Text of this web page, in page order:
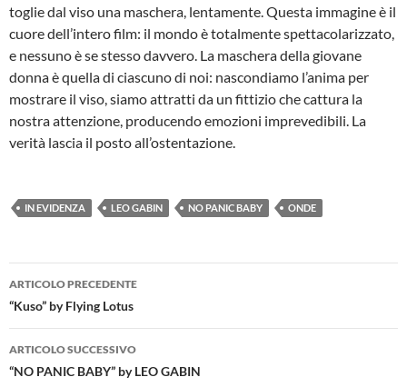
toglie dal viso una maschera, lentamente. Questa immagine è il
cuore dell’intero film: il mondo è totalmente spettacolarizzato,
e nessuno è se stesso davvero. La maschera della giovane
donna è quella di ciascuno di noi: nascondiamo l’anima per
mostrare il viso, siamo attratti da un fittizio che cattura la
nostra attenzione, producendo emozioni imprevedibili. La
verità lascia il posto all’ostentazione.
IN EVIDENZA LEO GABIN NO PANIC BABY ONDE
Navigazione
articolo
ARTICOLO PRECEDENTE
“Kuso” by Flying Lotus
ARTICOLO SUCCESSIVO
“NO PANIC BABY” by LEO GABIN